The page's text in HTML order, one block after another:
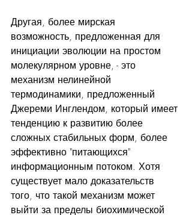
Другая, более мирская
возможность, предложенная для
инициации эволюции на простом
молекулярном уровне, - это
механизм нелинейной
термодинамики, предложенный
Джереми Инглендом, который имеет
тенденцию к развитию более
сложных стабильных форм, более
эффективно "питающихся"
информационным потоком. Хотя
существует мало доказательств
того, что такой механизм может
выйти за пределы биохимической